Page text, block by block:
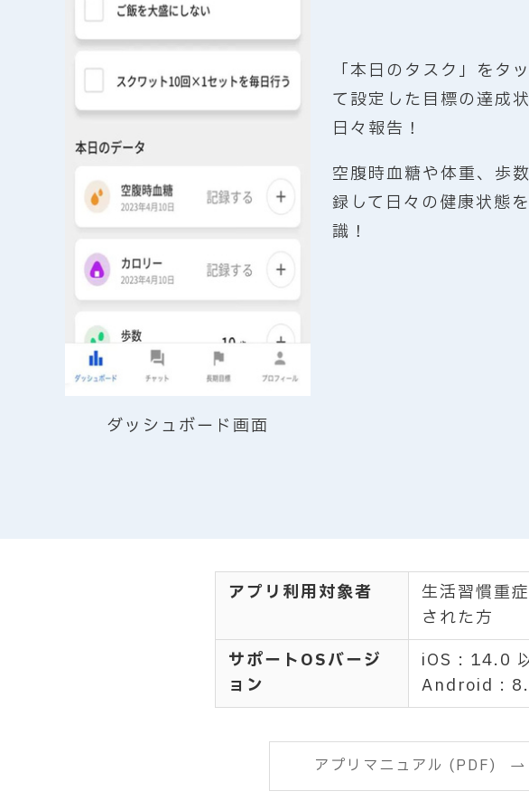
ダッシュボード画面
「本日のタスク」をタ
て設定した目標の達成
日々報告！
空腹時血糖や体重、歩
録して日々の健康状態
識！
アプリ利用対象者
生活習慣重
された方
サポートOSバージ
ョン
iOS : 14.0
Android :
アプリマニュアル (PDF)